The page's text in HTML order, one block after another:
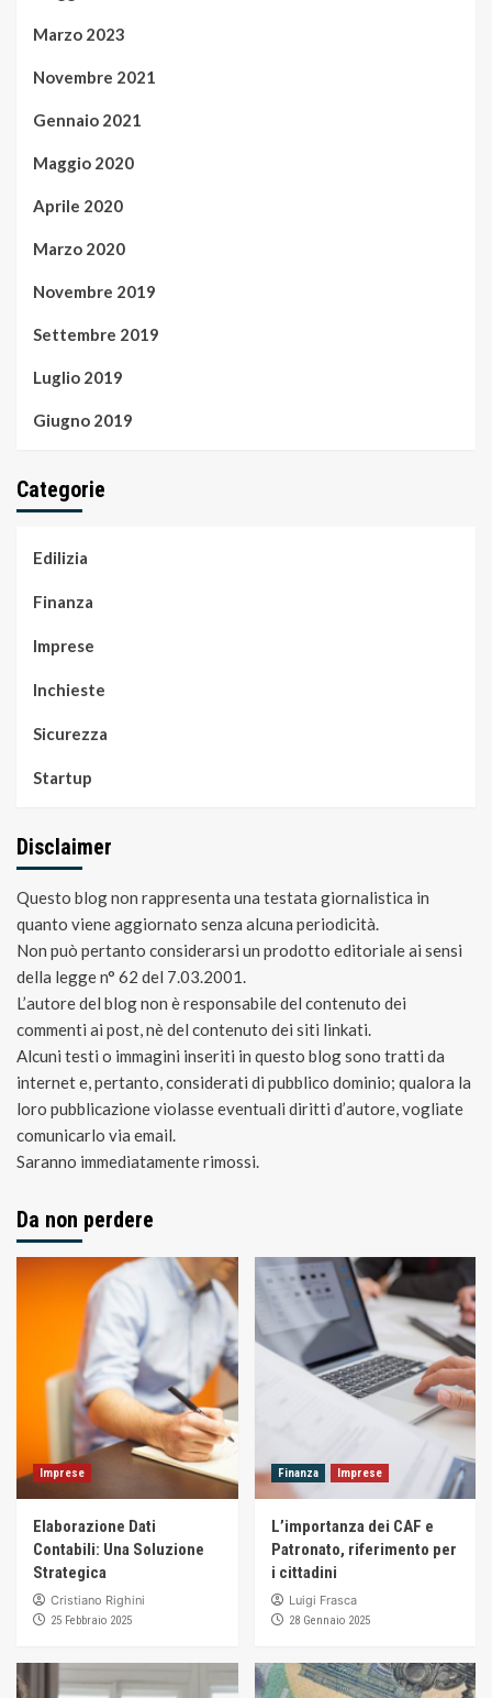
Marzo 2023
Novembre 2021
Gennaio 2021
Maggio 2020
Aprile 2020
Marzo 2020
Novembre 2019
Settembre 2019
Luglio 2019
Giugno 2019
Categorie
Edilizia
Finanza
Imprese
Inchieste
Sicurezza
Startup
Disclaimer
Questo blog non rappresenta una testata giornalistica in
quanto viene aggiornato senza alcuna periodicità.
Non può pertanto considerarsi un prodotto editoriale ai sensi
della legge n° 62 del 7.03.2001.
L’autore del blog non è responsabile del contenuto dei
commenti ai post, nè del contenuto dei siti linkati.
Alcuni testi o immagini inseriti in questo blog sono tratti da
internet e, pertanto, considerati di pubblico dominio; qualora la
loro pubblicazione violasse eventuali diritti d’autore, vogliate
comunicarlo via email.
Saranno immediatamente rimossi.
Da non perdere
Imprese
Elaborazione Dati
Contabili: Una Soluzione
Strategica
Cristiano Righini
25 Febbraio 2025
Finanza Imprese
L’importanza dei CAF e
Patronato, riferimento per
i cittadini
Luigi Frasca
28 Gennaio 2025